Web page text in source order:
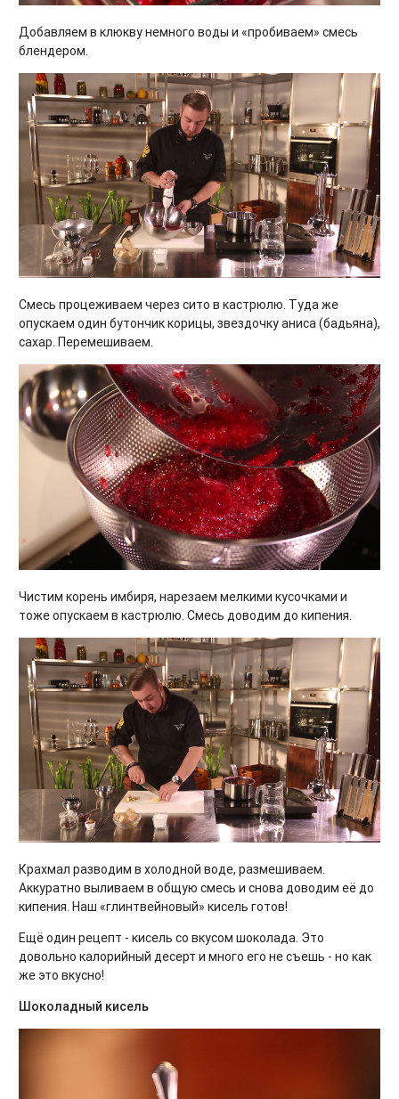
Добавляем в клюкву немного воды и «пробиваем» смесь
блендером.
Смесь процеживаем через сито в кастрюлю. Туда же
опускаем один бутончик корицы, звездочку аниса (бадьяна),
сахар. Перемешиваем.
Чистим корень имбиря, нарезаем мелкими кусочками и
тоже опускаем в кастрюлю. Смесь доводим до кипения.
Крахмал разводим в холодной воде, размешиваем.
Аккуратно выливаем в общую смесь и снова доводим её до
кипения. Наш «глинтвейновый» кисель готов!
Ещё один рецепт - кисель со вкусом шоколада. Это
довольно калорийный десерт и много его не съешь - но как
же это вкусно!
Шоколадный кисель